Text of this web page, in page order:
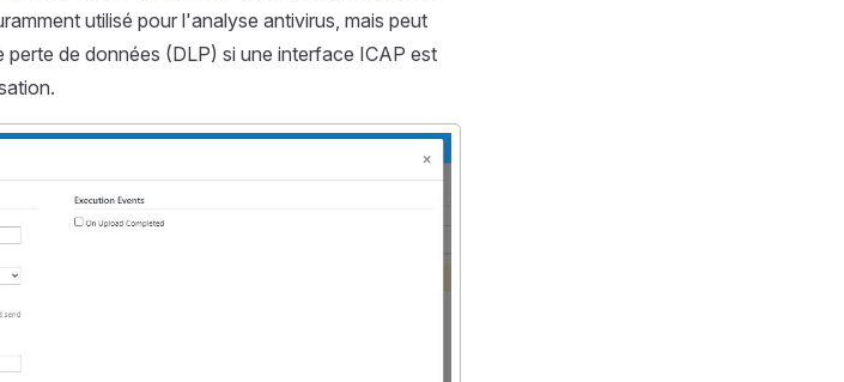
utilisé pour l'analyse antivirus, mais peut
de données (DLP) si une interface ICAP est